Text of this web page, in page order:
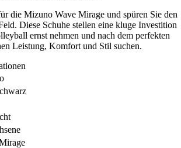
die Mizuno Wave Mirage und spüren Sie den
Diese Schuhe stellen eine kluge Investition
ernst nehmen und nach dem perfekten
Leistung, Komfort und Stil suchen.